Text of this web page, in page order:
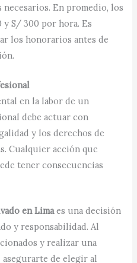
En promedio, los
S/ 300 por hora. Es
los honorarios antes de
en la labor de un
debe actuar con
y los derechos de
Cualquier acción que
tener consecuencias
en Limaes una decisión
y responsabilidad. Al
y realizar una
de elegir al